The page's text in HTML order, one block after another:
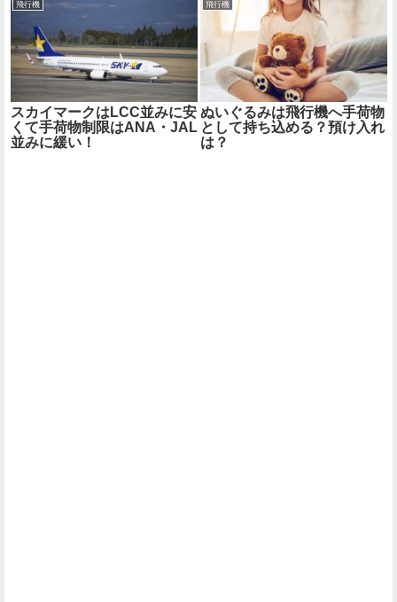
飛行機
スカイマークはLCC並みに安
くて手荷物制限はANA・JAL
並みに緩い！
飛行機
ぬいぐるみは飛行機へ手荷物
として持ち込める？預け入れ
は？